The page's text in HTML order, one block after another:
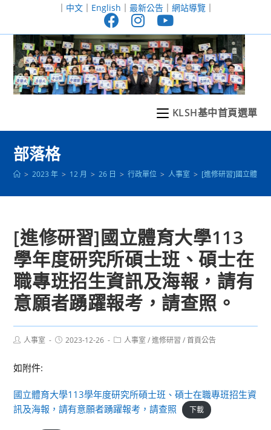
至
｜ 中文｜ English ｜ 最新公告｜ 網站導覽｜
KLSH基中首頁選單
部落格
> 2023 年 > 12 月 > 26 日 > 行政單位 > 人事室 > [進修研習]國立體育
[進修研習]國立體育大學113
學年度研究所碩士班、碩士在
職專班招生資訊及海報，請有
意願者踴躍報考，請查照。
Post人事室
Post2023-12-26
Post人事室 / 進修研習 / 首頁公告
如附件:
國立體育大學113學年度研究所碩士班、碩士在職專班招生資
訊及海報，請有意願者踴躍報考，請查照
下載